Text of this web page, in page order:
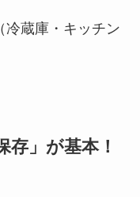
冷蔵庫・キッチン
」が基本！